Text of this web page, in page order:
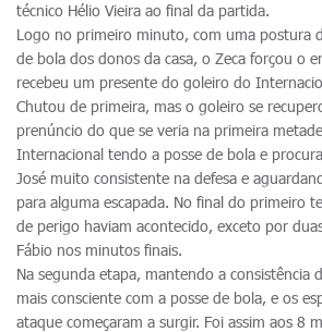
técnico Hélio Vieira ao final da partida.
Logo no primeiro minuto, com uma postura
de bola dos donos da casa, o Zeca forçou o
recebeu um presente do goleiro do
Chutou de primeira, mas o goleiro se
prenúncio do que se veria na primeira
Internacional tendo a posse de bola e
José muito consistente na defesa e
para alguma escapada. No final do primeiro
de perigo haviam acontecido, exceto por
Fábio nos minutos finais.
Na segunda etapa, mantendo a consistência
mais consciente com a posse de bola, e os
ataque começaram a surgir. Foi assim aos 8